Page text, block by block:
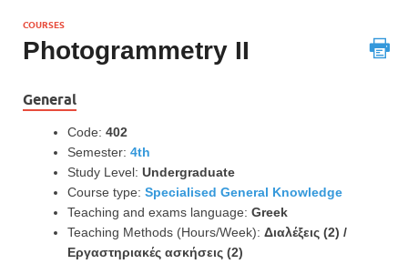
COURSES
Photogrammetry II
General
Code: 402
Semester: 4th
Study Level: Undergraduate
Course type: Specialised General Knowledge
Teaching and exams language: Greek
Teaching Methods (Hours/Week): Διαλέξεις (2) /
Εργαστηριακές ασκήσεις (2)